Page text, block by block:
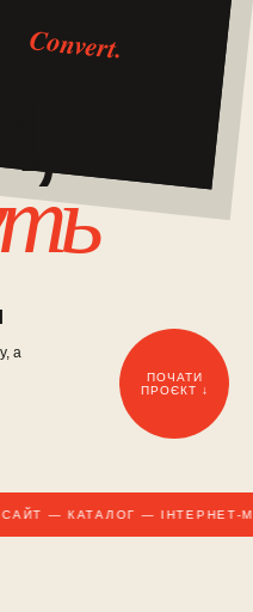
Convert.
а
ПОЧАТИ
ПРОЄКТ ↓
— КАТАЛОГ — ІНТЕРНЕТ-